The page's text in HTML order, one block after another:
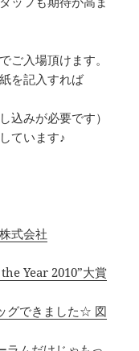
ご入場頂けます。
を記入すれば
込みが必要です）
ています♪
式会社
Year 2010”大賞
グできました☆ 図